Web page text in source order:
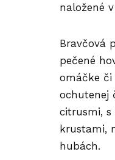
naložené
Bravčová
pečené
omáčke či
ochutenej
citrusmi, s
krustami,
hubách.